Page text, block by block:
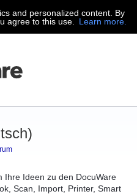
and personalized content. By
agree to this use.
Learn more.
Ihre Ideen zu den DocuWare
Scan, Import, Printer, Smart